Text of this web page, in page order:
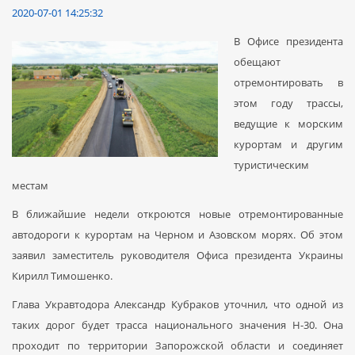
2020-07-01 14:25:32
В Офисе президента
обещают
отремонтировать в
этом году трассы,
ведущие к морским
курортам и другим
туристическим
местам
В ближайшие недели откроются новые отремонтированные
автодороги к курортам на Черном и Азовском морях. Об этом
заявил заместитель руководителя Офиса президента Украины
Кирилл Тимошенко.
Глава Укравтодора Александр Кубраков уточнил, что одной из
таких дорог будет трасса национального значения Н-30. Она
проходит по территории Запорожской области и соединяет